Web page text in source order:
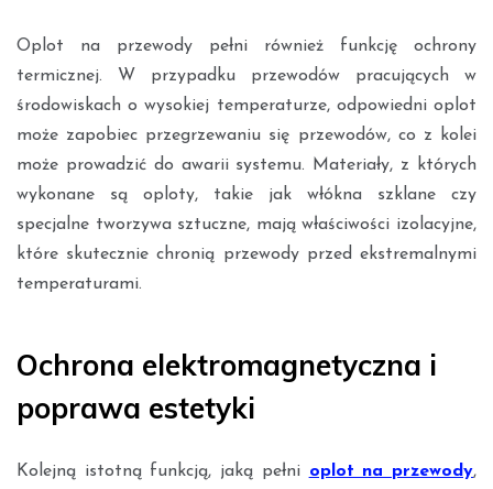
Oplot na przewody pełni również funkcję ochrony
termicznej. W przypadku przewodów pracujących w
środowiskach o wysokiej temperaturze, odpowiedni oplot
może zapobiec przegrzewaniu się przewodów, co z kolei
może prowadzić do awarii systemu. Materiały, z których
wykonane są oploty, takie jak włókna szklane czy
specjalne tworzywa sztuczne, mają właściwości izolacyjne,
które skutecznie chronią przewody przed ekstremalnymi
temperaturami.
Ochrona elektromagnetyczna i
poprawa estetyki
Kolejną istotną funkcją, jaką pełni oplot na przewody,